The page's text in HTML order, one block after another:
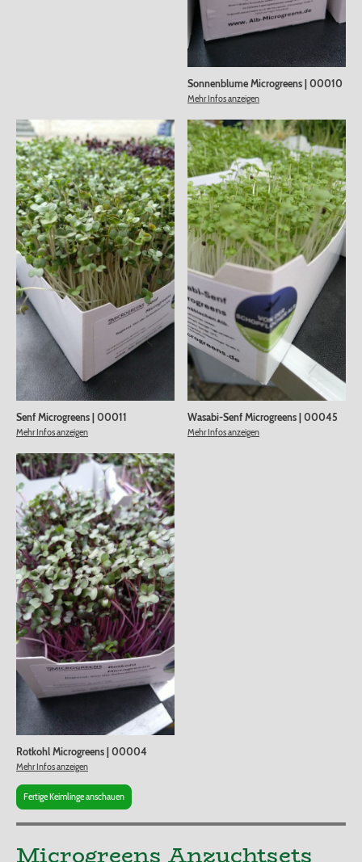
Sonnenblume Microgreens 00010
Mehr Infos anzeigen
Senf Microgreens 00011
Mehr Infos anzeigen
Wasabi-Senf Microgreens 00045
Mehr Infos anzeigen
Rotkohl Microgreens 00004
Mehr Infos anzeigen
Fertige Keimlinge anschauen
Microgreens Anzuchtsets